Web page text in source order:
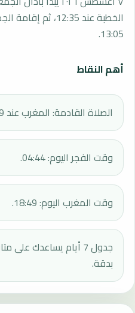
الخطبة عند 12:35،
13:05.
أهم النقاط
الصلاة القادمة: المغرب عند 18:49.
وقت الفجر اليوم: 04:44.
وقت المغرب اليوم: 18:49.
جدول 7 أيام يساعدك
بدقة.